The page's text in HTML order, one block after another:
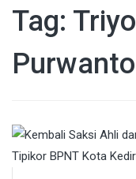
Tag:
Purwanto